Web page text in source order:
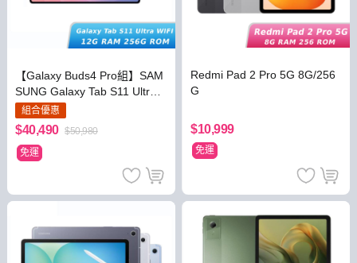
【Galaxy Buds4 Pro組】SAM
SUNG Galaxy Tab S11 Ultra
Wi-Fi 12G/256G (X930)
組合優惠
$40,490 $50,980
免運
Redmi Pad 2 Pro 5G 8G/256
G
$10,999
免運